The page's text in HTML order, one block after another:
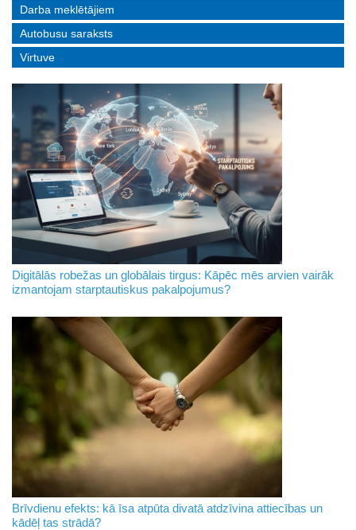
Darba meklētājiem
Autobusu saraksts
Virtuve
Digitālās robežas un globālais tirgus: Kāpēc mēs arvien vairāk
izmantojam starptautiskus pakalpojumus?
Brīvdienu efekts: kā īsa atpūta divatā atdzīvina attiecības un
kādēļ tas strādā?